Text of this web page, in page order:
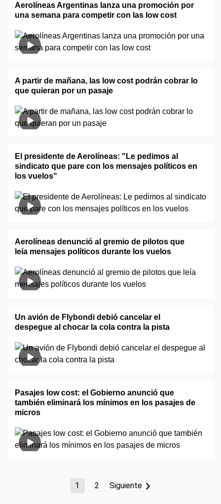
Aerolíneas Argentinas lanza una promoción por
una semana para competir con las low cost
A partir de mañana, las low cost podrán cobrar lo
que quieran por un pasaje
El presidente de Aerolíneas: "Le pedimos al
sindicato que pare con los mensajes políticos en
los vuelos"
Aerolíneas denunció al gremio de pilotos que
leía mensajes políticos durante los vuelos
Un avión de Flybondi debió cancelar el
despegue al chocar la cola contra la pista
Pasajes low cost: el Gobierno anunció que
también eliminará los mínimos en los pasajes de
micros
1 2 Siguiente